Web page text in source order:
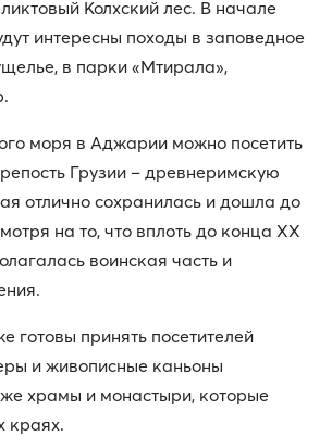
Колхский лес. В начале
интересны походы в заповедное
в парки «Мтирала»,
моря в Аджарии можно посетить
Грузии – древнеримскую
отлично сохранилась и дошла до
на то, что вплоть до конца ХХ
воинская часть и
готовы принять посетителей
и живописные каньоны
храмы и монастыри, которые
краях.